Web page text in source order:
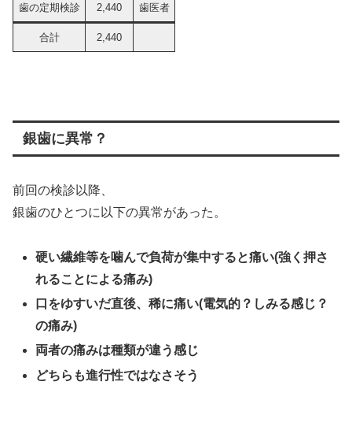
歯の定期検診 2,440 歯医者
合計 2,440
銀歯に異常？
前回の検診以降、
銀歯のひとつに以下の異常があった。
硬い繊維等を噛んで負荷が集中すると痛い(強く押さ
れることによる痛み)
口をゆすいだ直後、稀に痛い(電気的？しみる感じ？
の痛み)
両者の痛みは種類が違う感じ
どちらも進行性ではなさそう